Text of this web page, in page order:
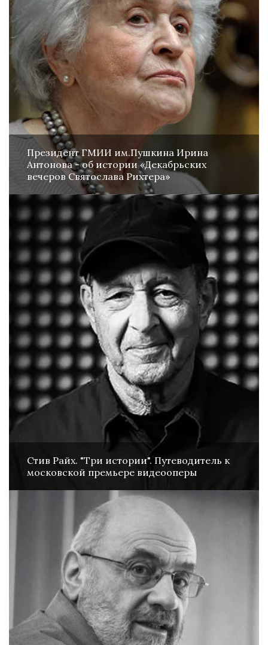
Президент ГМИИ им.Пушкина Ирина
Антонова - об истории «Декабрьских
вечеров Святослава Рихтера»
Стив Райх. "Три истории". Путеводитель к
московской премьере видеооперы